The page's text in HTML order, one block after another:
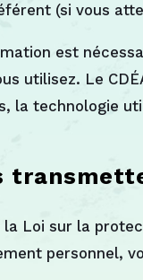
(si vous
est
utilisez. Le
la technologie
Loi sur la
personnel,